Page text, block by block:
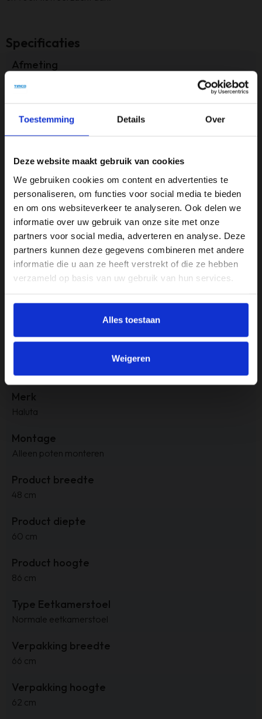
Toestemming Details Over
Deze website maakt gebruik van cookies
We gebruiken cookies om content en advertenties te
personaliseren, om functies voor social media te bieden
en om ons websiteverkeer te analyseren. Ook delen we
informatie over uw gebruik van onze site met onze
partners voor social media, adverteren en analyse. Deze
partners kunnen deze gegevens combineren met andere
informatie die u aan ze heeft verstrekt of die ze hebben
verzameld op basis van uw gebruik van hun services.
Alles toestaan
Weigeren
Specificaties
Afmeting
N.V.T.
5,5 kg
Inclusief armleuning?
N (nee)
Inhoud van set
Geen set
Merk
Haluta
Montage
Alleen poten monteren
Product breedte
48 cm
Product diepte
60 cm
Product hoogte
86 cm
Type Eetkamerstoel
Normale eetkamerstoel
Verpakking breedte
66 cm
Verpakking hoogte
62 cm